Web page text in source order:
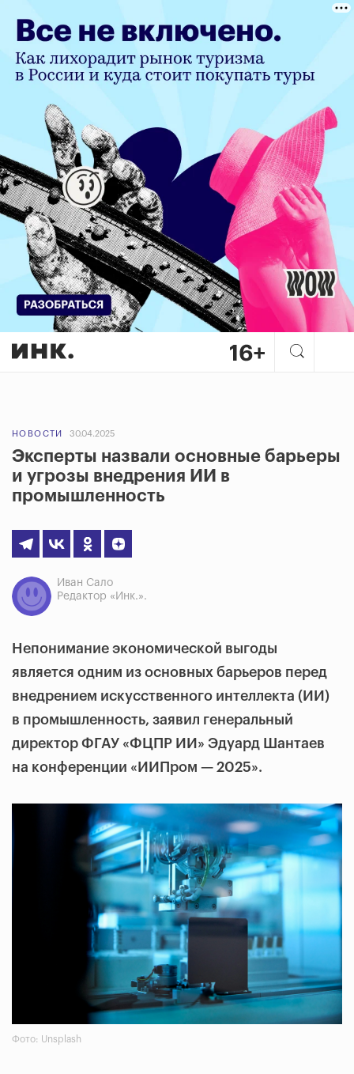
НОВОСТИ 30.04.2025
Эксперты назвали основные барьеры
и угрозы внедрения ИИ в
промышленность
Иван Сало
Редактор «Инк.».
Непонимание экономической выгоды
является одним из основных барьеров перед
внедрением искусственного интеллекта (ИИ)
в промышленность, заявил генеральный
директор ФГАУ «ФЦПР ИИ» Эдуард Шантаев
на конференции «ИИПром — 2025».
Фото: Unsplash